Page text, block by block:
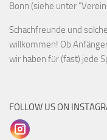
Bonn (siehe unter
Schachfreunde und
willkommen! Ob
wir haben für (fast) jede
FOLLOW US ON